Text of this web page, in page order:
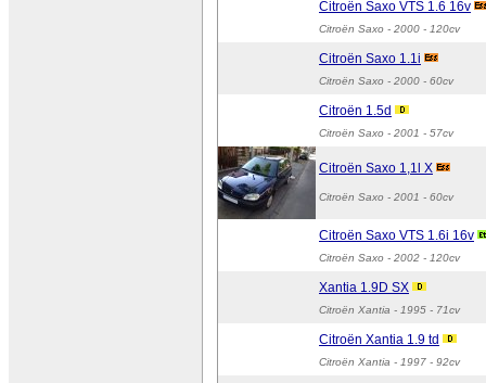
Citroën Saxo VTS 1.6 16v
Citroën Saxo - 2000 - 120cv
Citroën Saxo 1.1i
Citroën Saxo - 2000 - 60cv
Citroën 1.5d
Citroën Saxo - 2001 - 57cv
Citroën Saxo 1,1l X
Citroën Saxo - 2001 - 60cv
Citroën Saxo VTS 1.6i 16v
Citroën Saxo - 2002 - 120cv
Xantia 1.9D SX
Citroën Xantia - 1995 - 71cv
Citroën Xantia 1.9 td
Citroën Xantia - 1997 - 92cv